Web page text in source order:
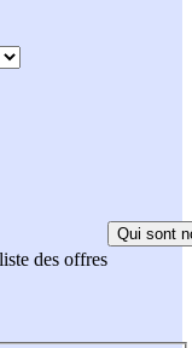
des offres
Qui sont